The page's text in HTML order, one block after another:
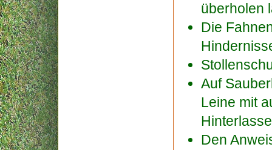
überholen
Die
Auf
Leine mit
Den